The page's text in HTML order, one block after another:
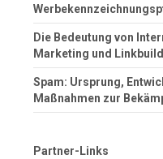
Die Bedeutung von
Marketing und
Spam: Ursprung,
Maßnahmen zur
Partner-Links